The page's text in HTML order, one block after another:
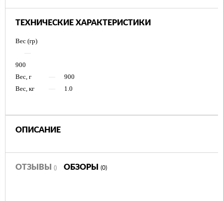
ТЕХНИЧЕСКИЕ ХАРАКТЕРИСТИКИ
Вес (гр)
—
900
Вес, г
—
900
Вес, кг
— 1.0
ОПИСАНИЕ
ОТЗЫВЫ () ОБЗОРЫ (0)